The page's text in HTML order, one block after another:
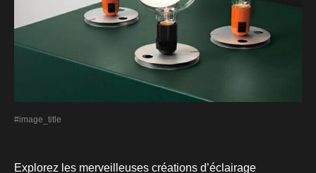
#image_title
Explorez les merveilleuses créations d’éclairage